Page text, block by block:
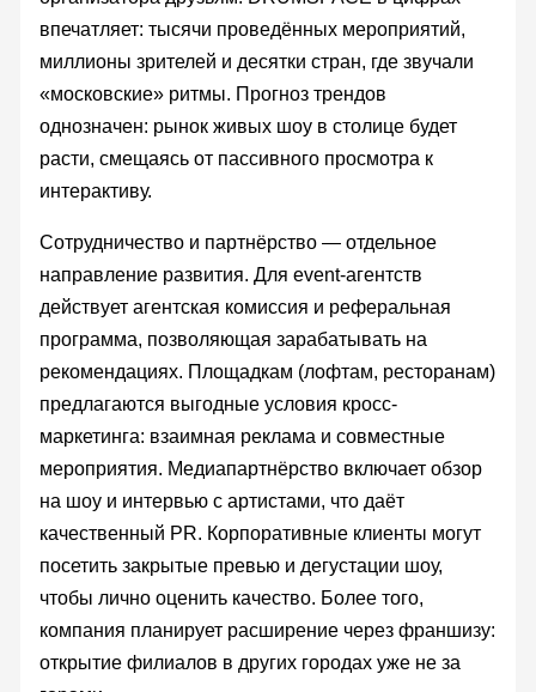
впечатляет: тысячи проведённых мероприятий,
миллионы зрителей и десятки стран, где звучали
«московские» ритмы. Прогноз трендов
однозначен: рынок живых шоу в столице будет
расти, смещаясь от пассивного просмотра к
интерактиву.
Сотрудничество и партнёрство — отдельное
направление развития. Для event-агентств
действует агентская комиссия и реферальная
программа, позволяющая зарабатывать на
рекомендациях. Площадкам (лофтам, ресторанам)
предлагаются выгодные условия кросс-
маркетинга: взаимная реклама и совместные
мероприятия. Медиапартнёрство включает обзор
на шоу и интервью с артистами, что даёт
качественный PR. Корпоративные клиенты могут
посетить закрытые превью и дегустации шоу,
чтобы лично оценить качество. Более того,
компания планирует расширение через франшизу:
открытие филиалов в других городах уже не за